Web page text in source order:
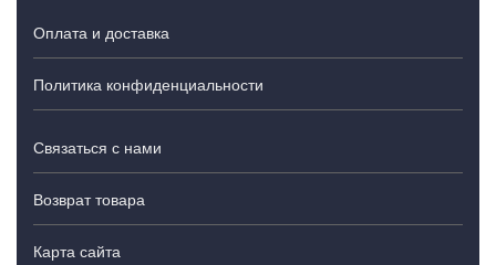
Оплата и доставка
Политика конфиденциальности
Связаться с нами
Возврат товара
Карта сайта